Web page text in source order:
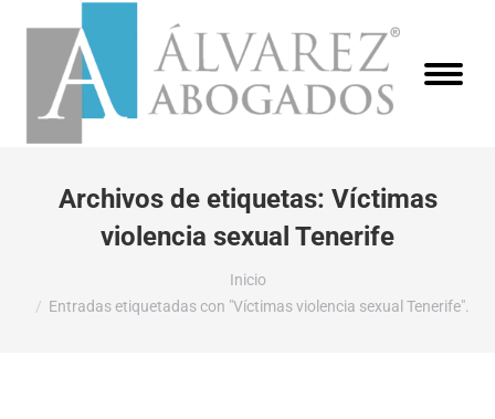
Archivos de etiquetas: Víctimas
violencia sexual Tenerife
Inicio
Entradas etiquetadas con "Víctimas violencia sexual Tenerife".